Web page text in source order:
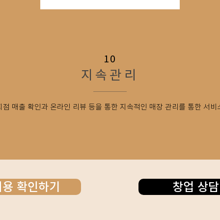
10
지속관리
점 매출 확인과 온라인 리뷰 등을 통한 지속적인 매장 관리를 통한 서비
확인하기 창업 상